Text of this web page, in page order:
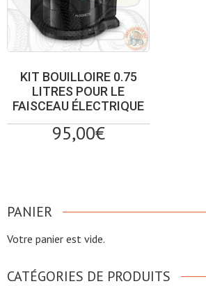
KIT BOUILLOIRE 0.75
LITRES POUR LE
FAISCEAU ÉLECTRIQUE
95,00€
PANIER
Votre panier est vide.
CATÉGORIES DE PRODUITS